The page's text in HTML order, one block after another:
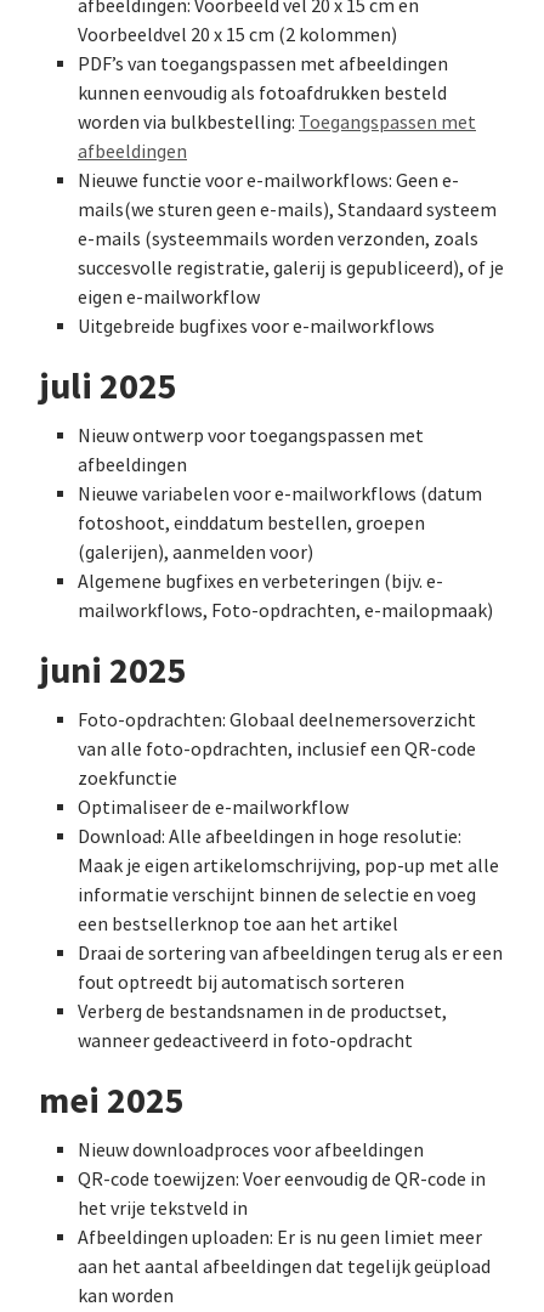
afbeeldingen: Voorbeeld vel 20 x 15 cm en
Voorbeeldvel 20 x 15 cm (2 kolommen)
PDF’s van toegangspassen met afbeeldingen
kunnen eenvoudig als fotoafdrukken besteld
worden via bulkbestelling: Toegangspassen met
afbeeldingen
Nieuwe functie voor e-mailworkflows: Geen e-
mails(we sturen geen e-mails), Standaard systeem
e-mails (systeemmails worden verzonden, zoals
succesvolle registratie, galerij is gepubliceerd), of je
eigen e-mailworkflow
Uitgebreide bugfixes voor e-mailworkflows
juli 2025
Nieuw ontwerp voor toegangspassen met
afbeeldingen
Nieuwe variabelen voor e-mailworkflows (datum
fotoshoot, einddatum bestellen, groepen
(galerijen), aanmelden voor)
Algemene bugfixes en verbeteringen (bijv. e-
mailworkflows, Foto-opdrachten, e-mailopmaak)
juni 2025
Foto-opdrachten: Globaal deelnemersoverzicht
van alle foto-opdrachten, inclusief een QR-code
zoekfunctie
Optimaliseer de e-mailworkflow
Download: Alle afbeeldingen in hoge resolutie:
Maak je eigen artikelomschrijving, pop-up met alle
informatie verschijnt binnen de selectie en voeg
een bestsellerknop toe aan het artikel
Draai de sortering van afbeeldingen terug als er een
fout optreedt bij automatisch sorteren
Verberg de bestandsnamen in de productset,
wanneer gedeactiveerd in foto-opdracht
mei 2025
Nieuw downloadproces voor afbeeldingen
QR-code toewijzen: Voer eenvoudig de QR-code in
het vrije tekstveld in
Afbeeldingen uploaden: Er is nu geen limiet meer
aan het aantal afbeeldingen dat tegelijk geüpload
kan worden